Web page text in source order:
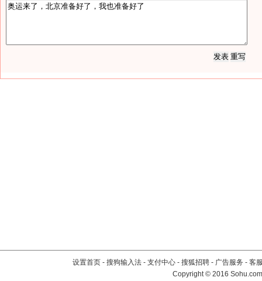
设置首页 - 搜狗输入法 - 支付中心 - 搜狐招聘 - 广告服务 - 客
Copyright©2016